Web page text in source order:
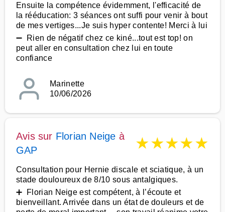
Ensuite la compétence évidemment, l'efficacité de
la rééducation: 3 séances ont suffi pour venir à bout
de mes vertiges...Je suis hyper contente! Merci à lui
➖ Rien de négatif chez ce kiné...tout est top! on
peut aller en consultation chez lui en toute
confiance
Marinette
10/06/2026
Avis sur Florian Neige à
GAP
★★★★★
Consultation pour Hernie discale et sciatique, à un
stade douloureux de 8/10 sous antalgiques.
➕ Florian Neige est compétent, à l’écoute et
bienveillant. Arrivée dans un état de douleurs et de